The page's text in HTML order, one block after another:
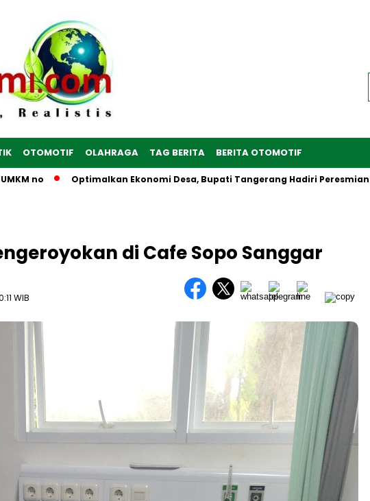
OTOMOTIF OLAHRAGA TAG BERITA BERITA OTOMOTIF
Optimalkan Ekonomi Desa, Bupati Tangerang Hadiri Peresmian
di Cafe Sopo Sanggar
WIB